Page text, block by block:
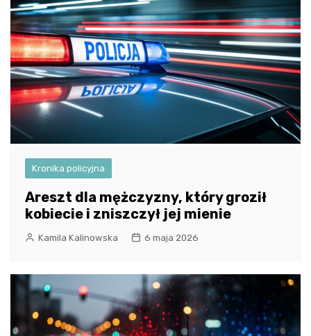
Kronika policyjna
Areszt dla mężczyzny, który groził
kobiecie i zniszczył jej mienie
Kamila Kalinowska 6 maja 2026